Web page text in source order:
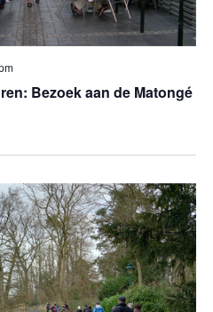
Bezoek aan de Matongé